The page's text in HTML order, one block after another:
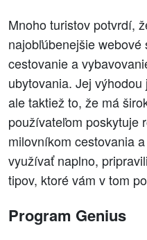
Mnoho turistov potvrdí,
najobľúbenejšie
cestovanie a
ubytovania. Jej
ale taktiež to, že má
používateľom poskytuje
milovníkom cestovania
využívať naplno,
tipov, ktoré vám v tom
Program Genius